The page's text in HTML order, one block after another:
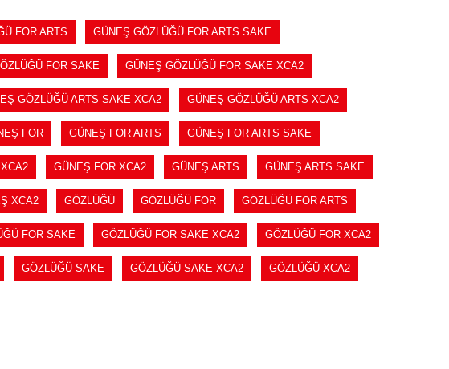
FOR ARTS GÜNEŞ GÖZLÜĞÜ FOR ARTS SAKE
FOR SAKE GÜNEŞ GÖZLÜĞÜ FOR SAKE XCA2
GÖZLÜĞÜ ARTS SAKE XCA2 GÜNEŞ GÖZLÜĞÜ ARTS XCA2
FOR GÜNEŞ FOR ARTS GÜNEŞ FOR ARTS SAKE
GÜNEŞ FOR XCA2 GÜNEŞ ARTS GÜNEŞ ARTS SAKE
XCA2 GÖZLÜĞÜ GÖZLÜĞÜ FOR GÖZLÜĞÜ FOR ARTS
FOR SAKE GÖZLÜĞÜ FOR SAKE XCA2 GÖZLÜĞÜ FOR XCA2
GÖZLÜĞÜ SAKE GÖZLÜĞÜ SAKE XCA2 GÖZLÜĞÜ XCA2